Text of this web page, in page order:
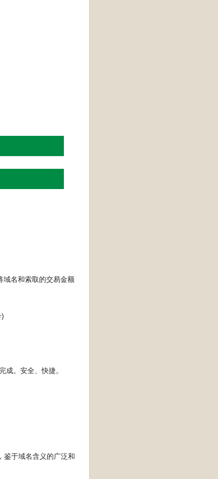
名和索取的交易金额
。安全、快捷。
鉴于域名含义的广泛和